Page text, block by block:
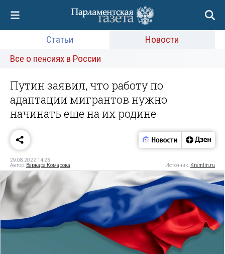
Статьи
Новости
Все о пенсиях в России
Путин заявил, что работу по
адаптации мигрантов нужно
начинать еще на их родине
29.08.2022 14:23
Автор: Варвара Комарова Источник: Kremlin.ru